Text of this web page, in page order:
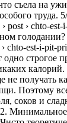
съела на
труда.
post › chto-
› chto-est-i-pit-
одно строгое
получать
Поэтому
соков и